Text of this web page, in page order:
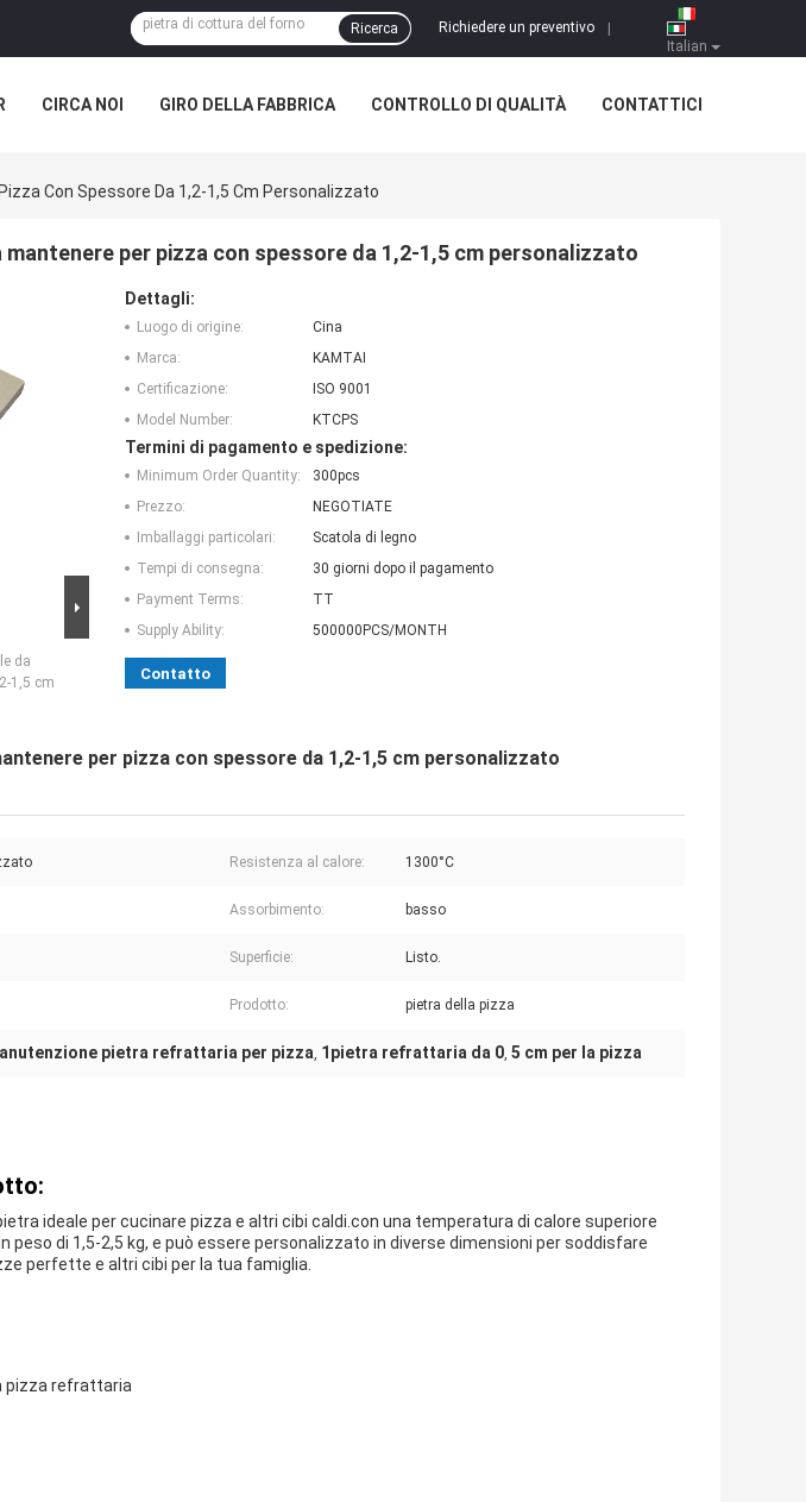
Italian
Richiedere un preventivo
Ricerca
CIRCA NOI GIRO DELLA FABBRICA CONTROLLO DI QUALITÀ CONTATTICI
Con Spessore Da 1,2-1,5 Cm Personalizzato
per pizza con spessore da 1,2-1,5 cm personalizzato
da
1,5 cm
Dettagli:
Luogo di origine:
Cina
Marca:
KAMTAI
Certificazione:
ISO 9001
Model Number:
KTCPS
Termini di pagamento e spedizione:
Minimum Order Quantity:
300pcs
Prezzo:
NEGOTIATE
Imballaggi particolari:
Scatola di legno
Tempi di consegna:
30 giorni dopo il pagamento
Payment Terms:
TT
Supply Ability:
500000PCS/MONTH
Contatto
per pizza con spessore da 1,2-1,5 cm personalizzato
Resistenza al calore: 1300°C
Assorbimento: basso
Superficie: Listo.
Prodotto: pietra della pizza
pietra refrattaria per pizza, 1pietra refrattaria da 0, 5 cm per la pizza
ideale per cucinare pizza e altri cibi caldi.con una temperatura di calore superiore
peso di 1,5-2,5 kg, e può essere personalizzato in diverse dimensioni per soddisfare
perfette e altri cibi per la tua famiglia.
pizza refrattaria